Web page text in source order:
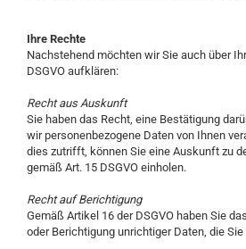
Ihre Rechte
Nachstehend möchten wir Sie auch über
DSGVO aufklären:
Recht aus Auskunft
Sie haben das Recht, eine Bestätigung
wir personenbezogene Daten von Ihnen
dies zutrifft, können Sie eine Auskunft zu
gemäß Art. 15 DSGVO einholen.
Recht auf Berichtigung
Gemäß Artikel 16 der DSGVO haben Sie
oder Berichtigung unrichtiger Daten, die